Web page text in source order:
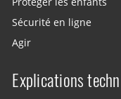
Sécurité en ligne
Agir
Explications